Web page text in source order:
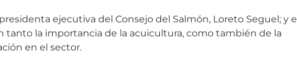
ejecutiva del Consejo del Salmón, Loreto Seguel; y el
tanto la importancia de la acuicultura, como también de la
en el sector.